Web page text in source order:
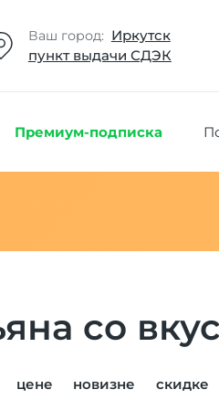
Ваш город: Иркутск
пункт выдачи СДЭК
Премиум-подписка
Товар
Добавлено
со
цене новизне скидке